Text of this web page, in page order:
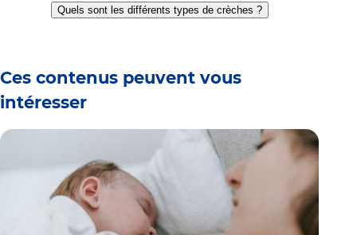
to
slide
to
slide
to
slide
to
slide
to
slide
to
slide
Quels sont les différents types de crèches ?
Ces contenus peuvent vous
intéresser